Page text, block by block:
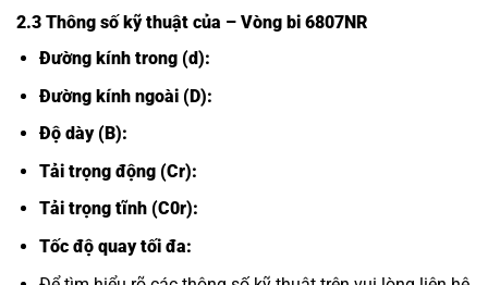
2.3 Thông số kỹ thuật của – Vòng bi 6807NR
Đường kính trong (d):
Đường kính ngoài (D):
Độ dày (B):
Tải trọng động (Cr):
Tải trọng tĩnh (C0r):
Tốc độ quay tối đa: